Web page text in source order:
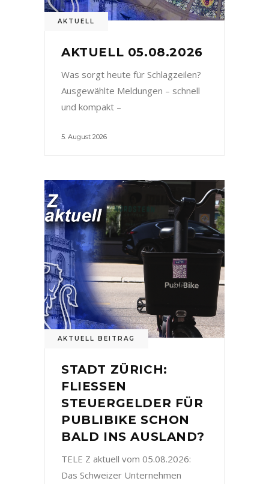
AKTUELL
AKTUELL 05.08.2026
Was sorgt heute für Schlagzeilen?
Ausgewählte Meldungen – schnell
und kompakt –
5. August 2026
AKTUELL BEITRAG
STADT ZÜRICH:
FLIESSEN
STEUERGELDER FÜR
PUBLIBIKE SCHON
BALD INS AUSLAND?
TELE Z aktuell vom 05.08.2026:
Das Schweizer Unternehmen